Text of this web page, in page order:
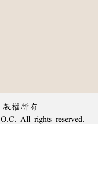
權所有
All rights reserved.